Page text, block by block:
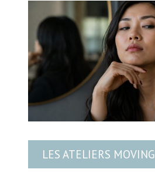
LES ATELIERS MOVING